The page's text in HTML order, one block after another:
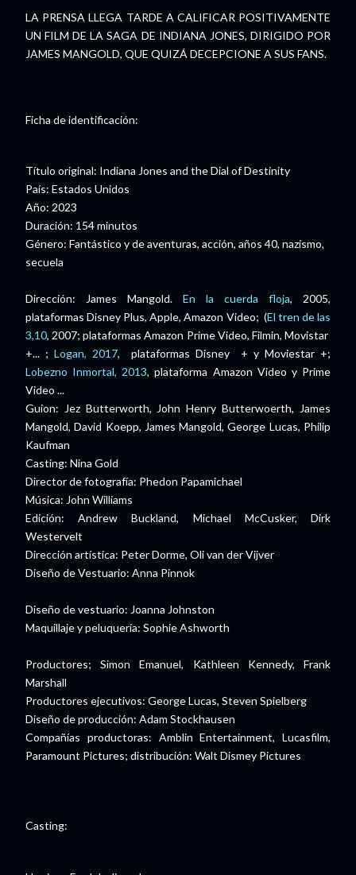
LA PRENSA LLEGA TARDE A CALIFICAR POSITIVAMENTE
UN FILM DE LA SAGA DE INDIANA JONES, DIRIGIDO POR
JAMES MANGOLD, QUE QUIZÁ DECEPCIONE A SUS FANS.
Ficha de identificación:
Título original: Indiana Jones and the Dial of Destinity
País: Estados Unidos
Año: 2023
Duración: 154 minutos
Género: Fantástico y de aventuras, acción, años 40, nazismo,
secuela
Dirección: James Mangold. En la cuerda floja, 2005,
plataformas Disney Plus, Apple, Amazon Video; (El tren de las
3,10, 2007; plataformas Amazon Prime Video, Filmin, Movistar
+... ; Logan, 2017, plataformas Disney + y Moviestar +;
Lobezno Inmortal, 2013, plataforma Amazon Video y Prime
Video ...
Guion: Jez Butterworth, John Henry Butterwoerth, James
Mangold, David Koepp, James Mangold, George Lucas, Philip
Kaufman
Casting: Nina Gold
Director de fotografía: Phedon Papamichael
Música: John Williams
Edición: Andrew Buckland, Michael McCusker, Dirk
Westervelt
Dirección artística: Peter Dorme, Oli van der Vijver
Diseño de Vestuario: Anna Pinnok
Diseño de vestuario: Joanna Johnston
Maquillaje y peluquería: Sophie Ashworth
Productores; Simon Emanuel, Kathleen Kennedy, Frank
Marshall
Productores ejecutivos: George Lucas, Steven Spielberg
Diseño de producción: Adam Stockhausen
Compañías productoras: Amblin Entertainment, Lucasfilm,
Paramount Pictures; distribución: Walt Dismey Pictures
Casting: